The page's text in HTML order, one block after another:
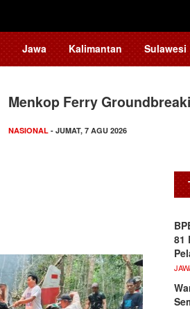
Jawa Kalimantan Sulawesi
Menkop Ferry
NASIONAL - JUMAT, 7 AGU 2026
81